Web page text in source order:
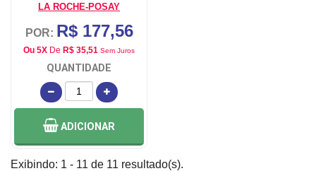
LA ROCHE-POSAY
POR: R$ 177,56
Ou 5X De R$ 35,51 Sem Juros
QUANTIDADE
ADICIONAR
Exibindo: 1 - 11 de 11 resultado(s).